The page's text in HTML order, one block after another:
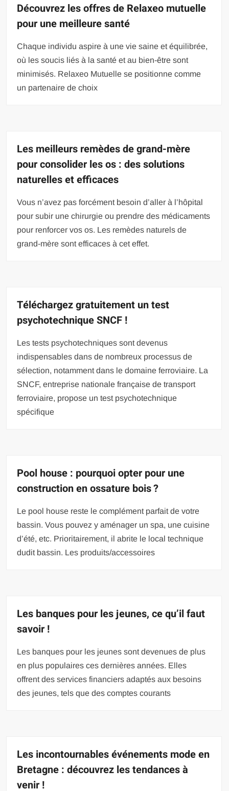
Découvrez les offres de Relaxeo mutuelle
pour une meilleure santé
Chaque individu aspire à une vie saine et équilibrée,
où les soucis liés à la santé et au bien-être sont
minimisés. Relaxeo Mutuelle se positionne comme
un partenaire de choix
Les meilleurs remèdes de grand-mère
pour consolider les os : des solutions
naturelles et efficaces
Vous n’avez pas forcément besoin d’aller à l’hôpital
pour subir une chirurgie ou prendre des médicaments
pour renforcer vos os. Les remèdes naturels de
grand-mère sont efficaces à cet effet.
Téléchargez gratuitement un test
psychotechnique SNCF !
Les tests psychotechniques sont devenus
indispensables dans de nombreux processus de
sélection, notamment dans le domaine ferroviaire. La
SNCF, entreprise nationale française de transport
ferroviaire, propose un test psychotechnique
spécifique
Pool house : pourquoi opter pour une
construction en ossature bois ?
Le pool house reste le complément parfait de votre
bassin. Vous pouvez y aménager un spa, une cuisine
d’été, etc. Prioritairement, il abrite le local technique
dudit bassin. Les produits/accessoires
Les banques pour les jeunes, ce qu’il faut
savoir !
Les banques pour les jeunes sont devenues de plus
en plus populaires ces dernières années. Elles
offrent des services financiers adaptés aux besoins
des jeunes, tels que des comptes courants
Les incontournables événements mode en
Bretagne : découvrez les tendances à
venir !